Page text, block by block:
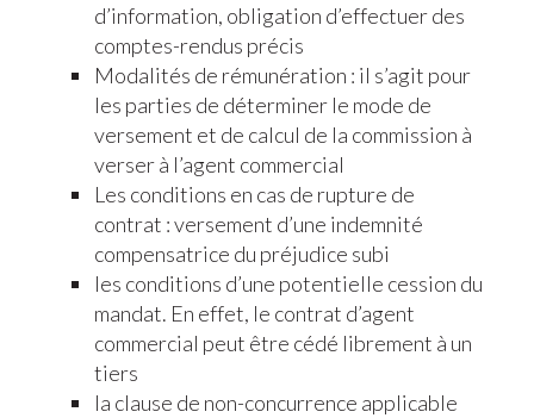
d’information, obligation d’effectuer des
comptes-rendus précis
Modalités de rémunération : il s’agit pour
les parties de déterminer le mode de
versement et de calcul de la commission à
verser à l’agent commercial
Les conditions en cas de rupture de
contrat : versement d’une indemnité
compensatrice du préjudice subi
les conditions d’une potentielle cession du
mandat. En effet, le contrat d’agent
commercial peut être cédé librement à un
tiers
la clause de non-concurrence applicable